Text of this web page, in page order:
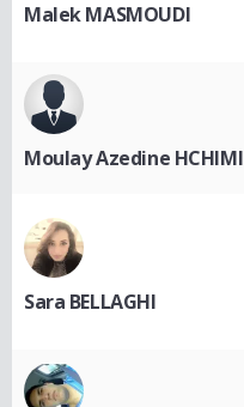
Malek MASMOUDI
Moulay Azedine HCHIMI
Sara BELLAGHI